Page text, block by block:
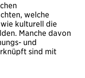
welche
kulturell die
Manche davon
und
sind mit